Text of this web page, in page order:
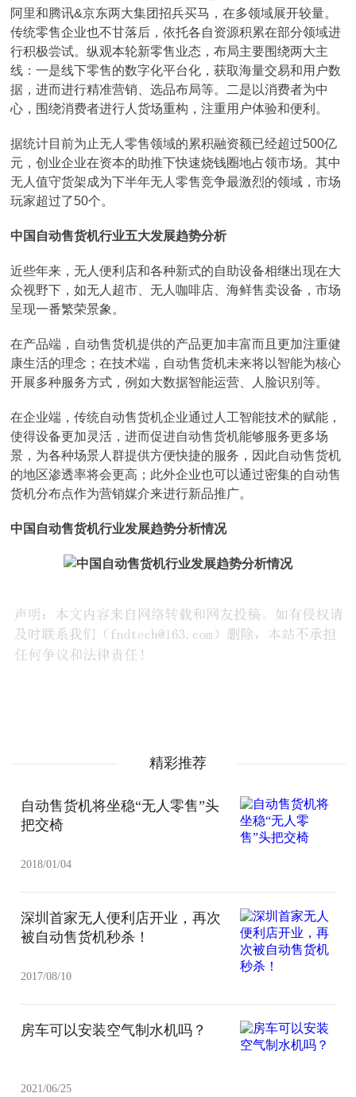
阿里和腾讯&京东两大集团招兵买马，在多领域展开较量。
传统零售企业也不甘落后，依托各自资源积累在部分领域进
行积极尝试。纵观本轮新零售业态，布局主要围绕两大主
线：一是线下零售的数字化平台化，获取海量交易和用户数
据，进而进行精准营销、选品布局等。二是以消费者为中
心，围绕消费者进行人货场重构，注重用户体验和便利。
据统计目前为止无人零售领域的累积融资额已经超过500亿
元，创业企业在资本的助推下快速烧钱圈地占领市场。其中
无人值守货架成为下半年无人零售竞争最激烈的领域，市场
玩家超过了50个。
中国自动售货机行业五大发展趋势分析
近些年来，无人便利店和各种新式的自助设备相继出现在大
众视野下，如无人超市、无人咖啡店、海鲜售卖设备，市场
呈现一番繁荣景象。
在产品端，自动售货机提供的产品更加丰富而且更加注重健
康生活的理念；在技术端，自动售货机未来将以智能为核心
开展多种服务方式，例如大数据智能运营、人脸识别等。
在企业端，传统自动售货机企业通过人工智能技术的赋能，
使得设备更加灵活，进而促进自动售货机能够服务更多场
景，为各种场景人群提供方便快捷的服务，因此自动售货机
的地区渗透率将会更高；此外企业也可以通过密集的自动售
货机分布点作为营销媒介来进行新品推广。
中国自动售货机行业发展趋势分析情况
精彩推荐
自动售货机将坐稳“无人零售”头
把交椅
2018/01/04
深圳首家无人便利店开业，再次
被自动售货机秒杀！
2017/08/10
房车可以安装空气制水机吗？
2021/06/25